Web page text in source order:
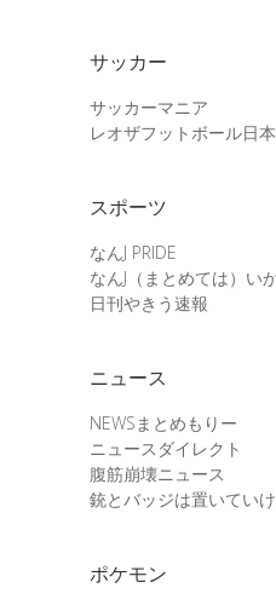
サッカー
サッカーマニア
レオザフットボール日
スポーツ
なんJ PRIDE
なんJ（まとめては）い
日刊やきう速報
ニュース
NEWSまとめもりー
ニュースダイレクト
腹筋崩壊ニュース
銃とバッジは置いていけ
ポケモン